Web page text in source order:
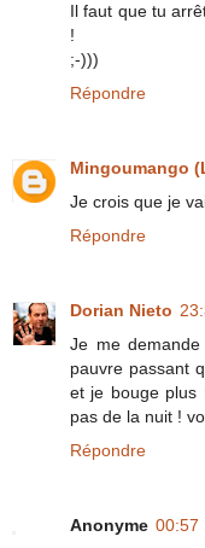
Il faut que tu
!
;-)))
Répondre
Mingoumango
Je crois que je
Répondre
Dorian Nieto
Je me
pauvre passant
et je bouge plus
pas de la nuit !
Répondre
Anonyme 00:57